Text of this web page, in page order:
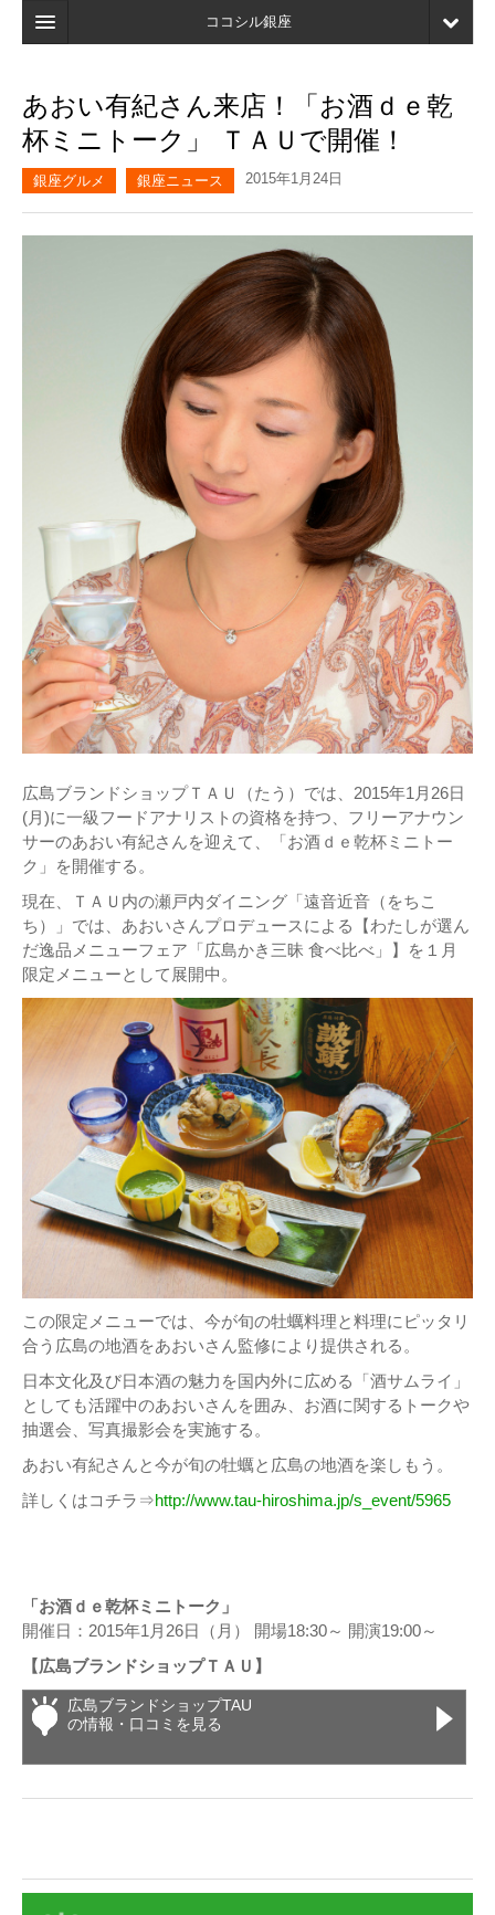
ココシル銀座
検索
店舗・施設最新情報
あおい有紀さん来店！「お酒ｄｅ乾
杯ミニトーク」 ＴＡＵで開催！
銀座グルメ 銀座ニュース 2015年1月24日
広島ブランドショップＴＡＵ（たう）では、2015年1月26日
(月)に一級フードアナリストの資格を持つ、フリーアナウン
サーのあおい有紀さんを迎えて、「お酒ｄｅ乾杯ミニトー
ク」を開催する。
現在、ＴＡＵ内の瀬戸内ダイニング「遠音近音（をちこ
ち）」では、あおいさんプロデュースによる【わたしが選ん
だ逸品メニューフェア「広島かき三昧 食べ比べ」】を１月
限定メニューとして展開中。
この限定メニューでは、今が旬の牡蠣料理と料理にピッタリ
合う広島の地酒をあおいさん監修により提供される。
日本文化及び日本酒の魅力を国内外に広める「酒サムライ」
としても活躍中のあおいさんを囲み、お酒に関するトークや
抽選会、写真撮影会を実施する。
あおい有紀さんと今が旬の牡蠣と広島の地酒を楽しもう。
詳しくはコチラ⇒http://www.tau-hiroshima.jp/s_event/5965
「お酒ｄｅ乾杯ミニトーク」
開催日：2015年1月26日（月） 開場18:30～ 開演19:00～
【広島ブランドショップＴＡＵ】
広島ブランドショップTAU
の情報・口コミを見る